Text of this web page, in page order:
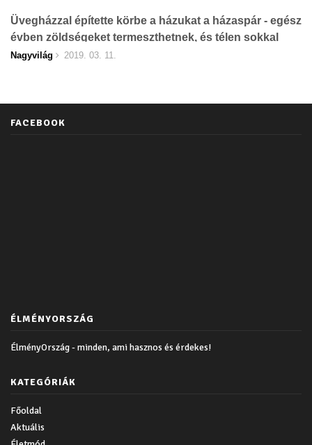
Üvegházzal építette körbe a házukat a házaspár - egész
évben zöldségeket termeszthetnek, és télen sokkal
kevesebbet kell fűteni
Nagyvilág 2019. 03. 11.
FACEBOOK
ÉLMÉNYORSZÁG
ÉlményOrszág - minden, ami hasznos és érdekes!
KATEGÓRIÁK
Főoldal
Aktuális